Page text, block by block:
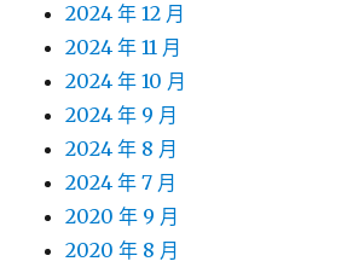
2024 年 12 月
2024 年 11 月
2024 年 10 月
2024 年 9 月
2024 年 8 月
2024 年 7 月
2020 年 9 月
2020 年 8 月